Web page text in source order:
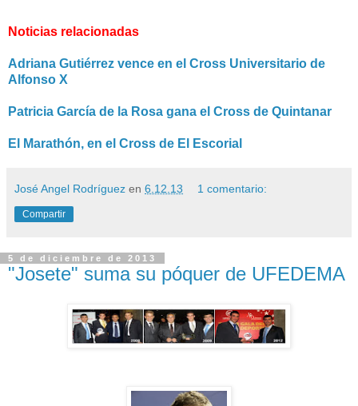
Noticias relacionadas
Adriana Gutiérrez vence en el Cross Universitario de
Alfonso X
Patricia García de la Rosa gana el Cross de Quintanar
El Marathón, en el Cross de El Escorial
José Angel Rodríguez en 6.12.13 1 comentario:
Compartir
5 de diciembre de 2013
"Josete" suma su póquer de UFEDEMA